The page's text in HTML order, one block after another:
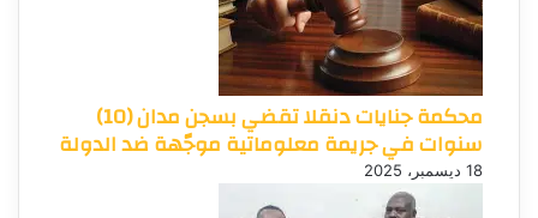
محكمة جنايات دنقلا تقضي بسجن مدان (10)
سنوات في جريمة معلوماتية موجّهة ضد الدولة
18 ديسمبر، 2025